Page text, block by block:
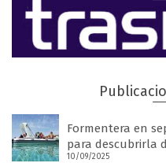
Formentera en
para descubrirla
10/09/2025